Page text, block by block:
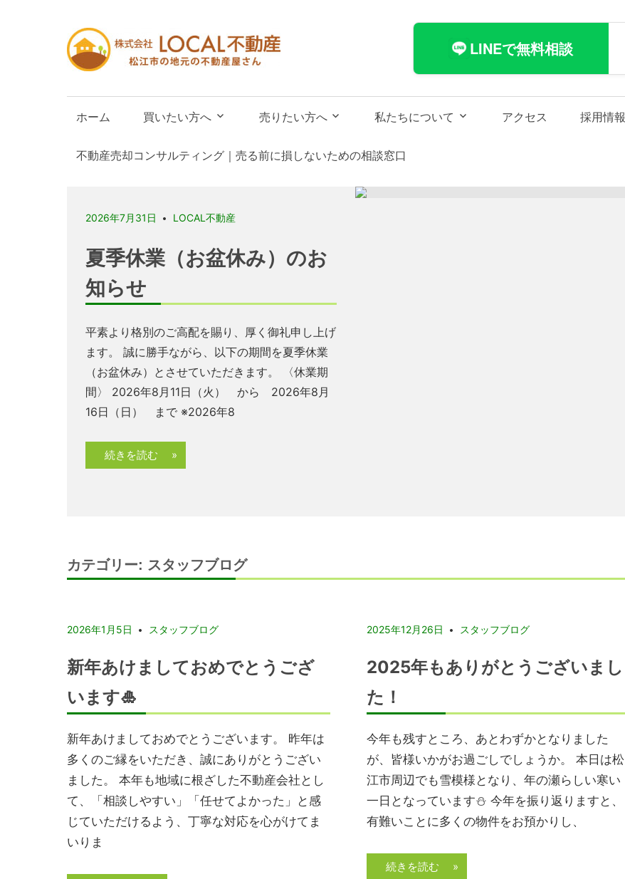
産
市
LINEで無料相談
ホーム 買いたい方へ 売りたい方へ 私たちについて アクセス 採用情報
不動産売却コンサルティング｜売る前に損しないための相談窓口
2026年8月7日 LOCAL不動産
《松江市上乃木 中古戸建》
新着物件をアップしました!
【新着 中古戸建てのご紹介🏡】 日頃よりご愛顧
いただき、誠にありがとうございます。 リフォ
ーム済でそのまま新生活を始めやすい「 上乃木
一丁目 中古戸建て 」をご紹介します♪ LDKに和
室と3つの居室を備え
続きを読む »
2026年7月31日 LOCAL不動産
《古志原4丁目 中古戸建》
新着物件をアップしました!
【新着 中古戸建てのご紹介🏡】 日頃よりご愛顧
いただき、誠にありがとうございます。約95坪
のゆとりある敷地に建つ「古志原4丁目 中古戸建
て」をご紹介します♪ ファミリーに嬉しい4LDK
に加え、駐車3台可能
続きを読む »
2026年7月31日 LOCAL不動産
夏季休業（お盆休み）のお
知らせ
平素より格別のご高配を賜り、厚く御礼申し上げ
ます。 誠に勝手ながら、以下の期間を夏季休業
（お盆休み）とさせていただきます。 〈休業期
間〉 2026年8月11日（火） から 2026年8月
16日（日） まで ※2026年8
続きを読む »
2026年7月30日 LOCAL不動産
《古志原2丁目 中古戸建》
新着物件をアップしました!
【新着 中古戸建てのご紹介🏡】 日頃よりご愛顧
いただき、誠にありがとうございます。4LDKの
ゆとりある間取りと駐車3台可能な「 古志原2丁
目 中古戸建て 」をご紹介します♪ こちらの住宅
は、築21年ながら
続きを読む »
2026年7月24日 LOCAL不動産
《上乃木８丁目 中古マンシ
ョン》新着物件をアップし
【新着 中古マンションのご紹介🏡】 日頃よりご
愛顧いただき、誠にありがとうございます。
2021年築「上乃木8丁目 中古マンション」をご
紹介します♪ 5階部分の3LDKで、約15帖のLDK
を備えたゆとりある
2026年7月21日 LOCAL不動産
《東出雲町 出雲郷 倉庫・事
務所》新着物件をアップし
【新着 倉庫のご紹介🏡】 日頃よりご愛顧いただ
き、誠にありがとうございます。大型シャッター
付きで、倉庫・事務所・作業場として幅広く活用
できる「東出雲町出雲郷 倉庫」をご紹介します♪
資材置場やガレージ、営
2026年7月17日 LOCAL不動産
《宍道町佐々布 売土地》新
着物件をアップしました!
【新着 土地のご紹介🏡】 日頃よりご愛顧いただ
き、誠にありがとうございます。約201坪のゆと
りある敷地を備えた「 宍道町佐々布 売土地 」を
ご紹介します♪ 広々とした敷地は、住宅用地とし
てはもちろん、お庭
続きを読む »
2026年7月16日 LOCAL不動産
《古志原4丁目 中古戸建》
新着物件をアップしました!
【新着 中古戸建てのご紹介🏡】 日頃よりご愛顧
いただき、誠にありがとうございます。書斎付き
4LDKと約95坪のゆとりある敷地を備えた「 古
志原4丁目 中古戸建て 」をご紹介します♪ こち
らのお住まいは、在
続きを読む »
カテゴリー: スタッフブログ
2026年1月5日 スタッフブログ
新年あけましておめでとうござ
います🎍
新年あけましておめでとうございます。 昨年は
多くのご縁をいただき、誠にありがとうござい
ました。 本年も地域に根ざした不動産会社とし
て、「相談しやすい」「任せてよかった」と感
じていただけるよう、丁寧な対応を心がけてま
いりま
2025年12月26日 スタッフブログ
2025年もありがとうございまし
た！
今年も残すところ、あとわずかとなりました
が、皆様いかがお過ごしでしょうか。 本日は松
江市周辺でも雪模様となり、年の瀬らしい寒い
一日となっています⛄ 今年を振り返りますと、
有難いことに多くの物件をお預かりし、
続きを読む »